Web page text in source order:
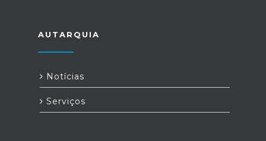
AUTARQUIA
Notícias
Serviços